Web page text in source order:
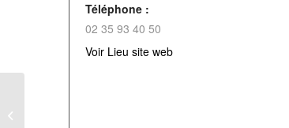
Téléphone :
02 35 93 40 50
Voir Lieu site web